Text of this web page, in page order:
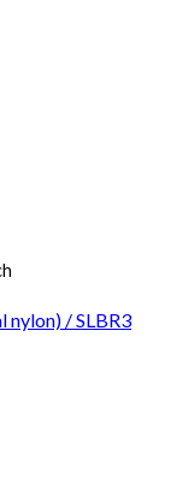
nylon) / SLBR3